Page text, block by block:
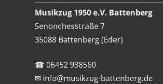
Musikzug 1950 e.V. Battenberg
Senonchesstraße 7
35088 Battenberg (Eder)
☎ 06452 938560
✉ info@musikzug-battenberg.de